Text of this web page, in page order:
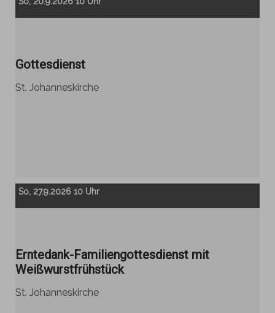
Gottesdienst
St. Johanneskirche
So, 27.9.2026 10 Uhr
Erntedank-Familiengottesdienst mit
Weißwurstfrühstück
St. Johanneskirche